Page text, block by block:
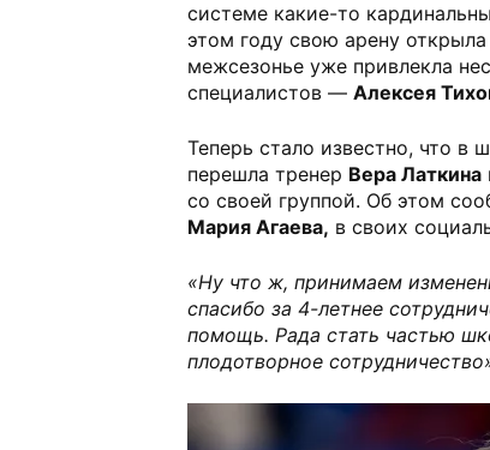
системе какие-то
этом году свою арену открыла
межсезонье уже привлекла
специалистов — Алексея
Теперь стало известно, что
перешла тренер Вера Латкина
со своей группой. Об этом
Мария Агаева, в своих
«Ну что ж, принимаем
спасибо за 4-летнее
помощь. Рада стать частью
плодотворное